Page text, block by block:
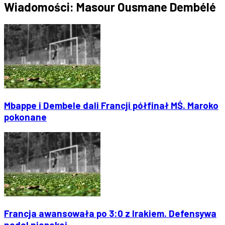
Wiadomości: Masour Ousmane Dembélé
Mbappe i Dembele dali Francji półfinał MŚ. Maroko
pokonane
Francja awansowała po 3:0 z Irakiem. Defensywa